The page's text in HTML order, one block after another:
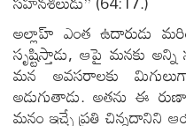
అల్లాహ్ ఎంత ఉదారుడు
సృష్టిస్తాడు, ఆపై మనకు
మన అవసరాలకు
అడుగుతాడు. అతను ఈ
మనం ఇచ్చే ప్రతి చిన్నదానిని